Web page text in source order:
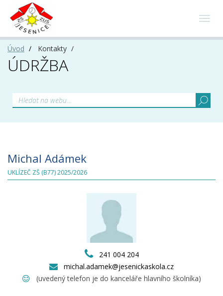
Úvod Kontakty
ÚDRŽBA
Michal Adámek
UKLÍZEČ ZŠ (B77) 2025/2026
241 004 204
michal.adamek@jesenickaskola.cz
(uvedený telefon je do kanceláře hlavního školníka)